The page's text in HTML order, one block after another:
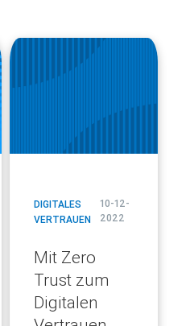
blog
url
DIGITALES
VERTRAUEN
10-12-
2022
Mit Zero
Trust zum
Digitalen